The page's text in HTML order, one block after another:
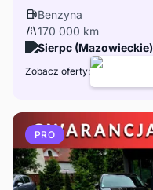
Benzyna
170 000 km
Sierpc (Mazowieckie)
Zobacz oferty:
PRO